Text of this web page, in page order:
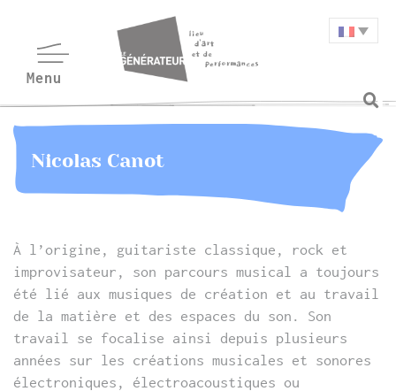
Nicolas Canot
À l’origine, guitariste classique, rock et
improvisateur, son parcours musical a toujours
été lié aux musiques de création et au travail
de la matière et des espaces du son. Son
travail se focalise ainsi depuis plusieurs
années sur les créations musicales et sonores
électroniques, électroacoustiques ou